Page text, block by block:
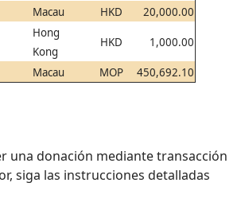
Macau HKD 20,000.00
Hong
Kong
HKD 1,000.00
Macau MOP 450,692.10
una donación mediante transacción
siga las instrucciones detalladas